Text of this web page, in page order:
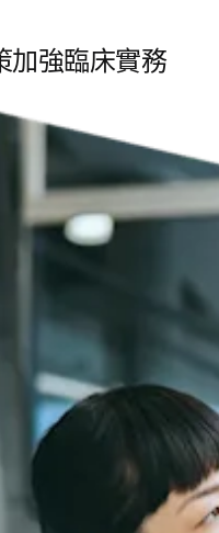
加強臨床實務